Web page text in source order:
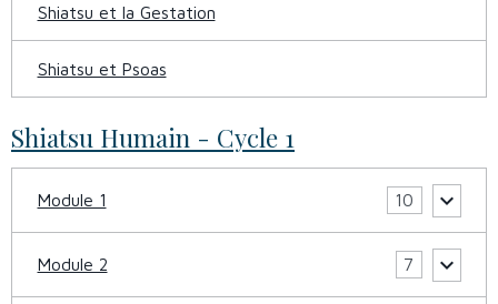
Shiatsu et la Gestation
Shiatsu et Psoas
Shiatsu Humain - Cycle 1
Module 1 10
Module 2 7